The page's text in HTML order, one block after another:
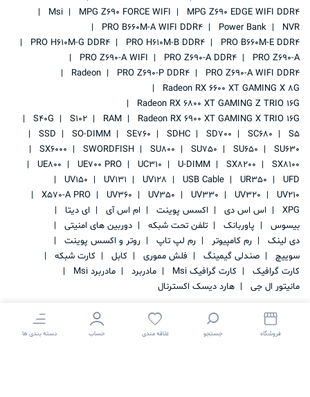
MPG Z690 EDGE WIFI DDR4
MPG Z690 FORCE WIFI
Msi
NVR
Power Bank
PRO B660M-A WIFI DDR4
PRO B660M-E DDR4
PRO H610M-B DDR4
PRO H610M-G DDR4
PRO Z690-A
PRO Z690-A DDR4
PRO Z690-A WIFI
PRO Z690-A WIFI DDR4
PRO Z690-P DDR4
Radeon
Radeon RX 6600 XT GAMING X 8G
Radeon RX 6800 XT GAMING Z TRIO 16G
Radeon RX 6900 XT GAMING X TRIO 16G
RAM
S102
S40G
S5
SC680
SD700
SDHC
SE760
SO-DIMM
SSD
SU630
SU650
SU750
SU800
SWORDFISH
SX6000
SX8100
SX8200
U-DIMM
UC310
UE700 PRO
UE800
UFD
UR350
USB Cable
UV128
UV131
UV150
UV210
UV320
UV330
UV350
UV360
X570-A PRO
XPG
اس اس دی اکسس پوینت ام اس آی
ای دیتا
بیسوس
پاوربانک تلفن تحت شبکه
دوربین های امنیتی
دی لینک
رم کامپیوتر رم لپ تاپ
روتر و اکسس پوینت
سوییچ
صندلی گیمینگ فلش مموری کابل
کارت شبکه
کارت گرافیک
کارت گرافیک Msi مادربرد
مادربرد Msi
مانیتور ال جی
هارد دیسک اکسترنال
فروشگاه جستجو علاقه مندی حساب دسته بندی ها